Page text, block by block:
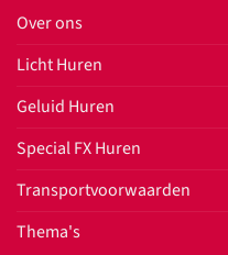
Over ons
Licht Huren
Geluid Huren
Special FX Huren
Transportvoorwaarden
Thema's